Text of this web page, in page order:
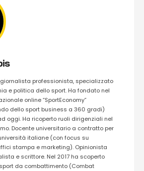
giornalista professionista, specializzato
e politica dello sport. Ha fondato nel
online “SportEconomy”
dello sport business a 360 gradi)
oggi. Ha ricoperto ruoli dirigenziali nel
Docente universitario a contratto per
italiane (con focus su
stampa e marketing). Opinionista
e scrittore. Nel 2017 ha scoperto
da combattimento (Combat